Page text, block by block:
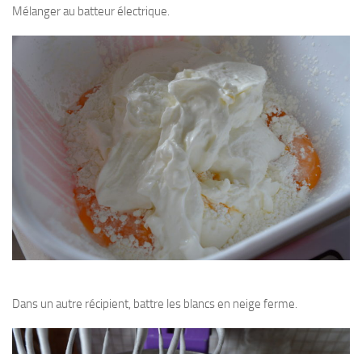
Mélanger au batteur électrique.
Dans un autre récipient, battre les blancs en neige ferme.